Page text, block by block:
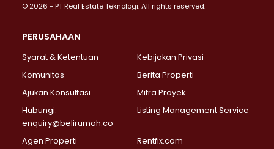
Properti Dijual di Jakarta Selatan >
Properti Dijual di Lebak Bulus >
Properti Dijual di Gandaria Selatan >
Properti Dijual di Pondok Labu >
Properti Dijual di Lenteng Agung >
Properti Dijual di Senayan >
Properti Dijual di Pondok Pinang >
© 2026 - PT Real Estate Teknologi. All rights reserved.
PERUSAHAAN
Syarat & Ketentuan
Kebijakan Privasi
Komunitas
Berita Properti
Ajukan Konsultasi
Mitra Proyek
Hubungi:
enquiry@belirumah.co
Listing Management Service
Agen Properti Rentfix.com